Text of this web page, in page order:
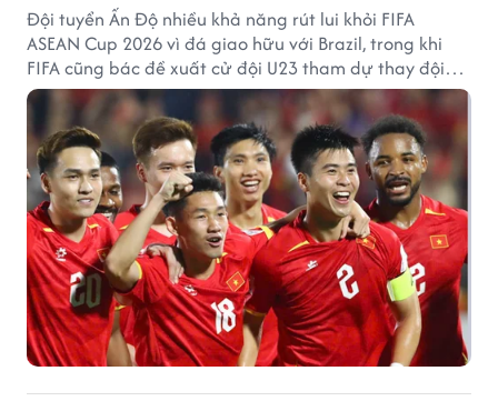
Đội tuyển Ấn Độ nhiều khả năng rút lui khỏi FIFA
ASEAN Cup 2026 vì đá giao hữu với Brazil, trong khi
FIFA cũng bác đề xuất cử đội U23 tham dự thay đội
tuyển quốc gia.